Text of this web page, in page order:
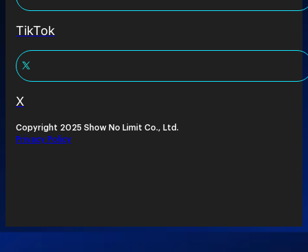
TikTok
X
Copyright 2025 Show No Limit Co., Ltd.
Privacy Policy